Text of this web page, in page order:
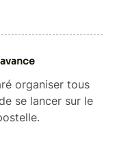
organiser tous
se lancer sur le